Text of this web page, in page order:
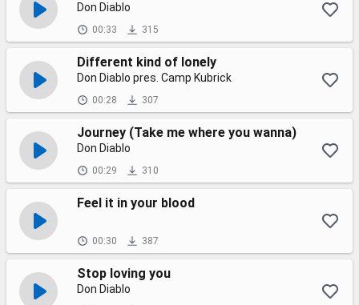
Don Diablo
00:33 315
Different kind of lonely
Don Diablo pres. Camp Kubrick
00:28 307
Journey (Take me where you wanna)
Don Diablo
00:29 310
Feel it in your blood
00:30 387
Stop loving you
Don Diablo